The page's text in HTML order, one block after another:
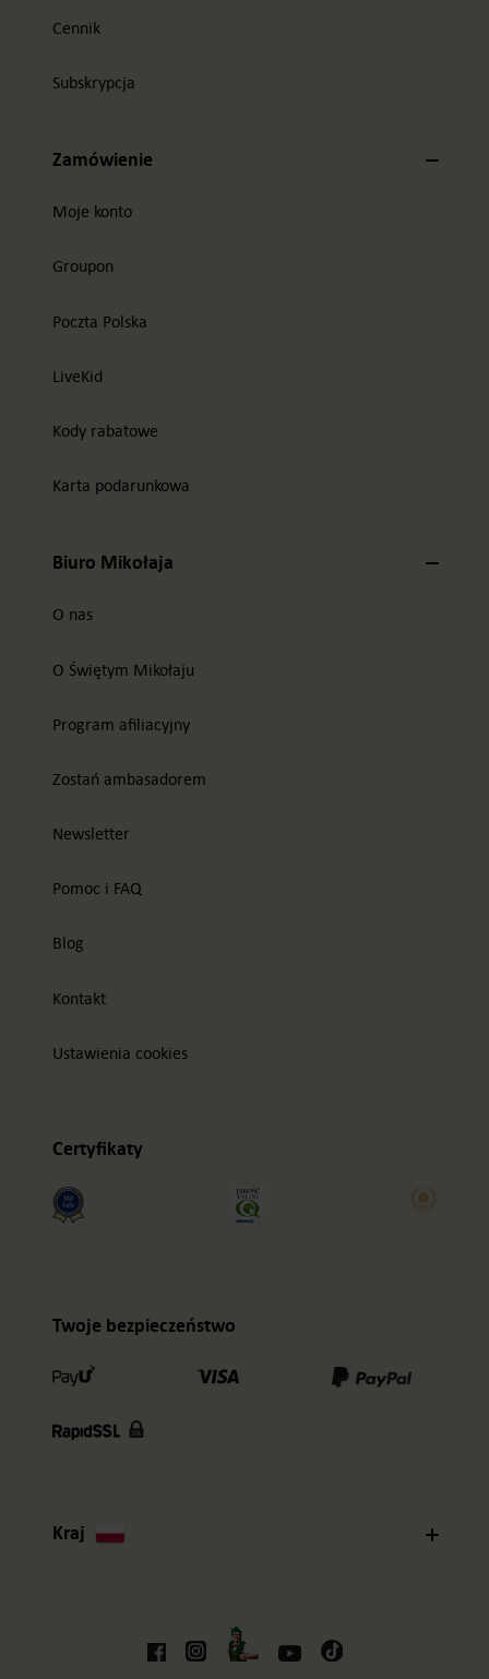
Cennik
Subskrypcja
Zamówienie
Moje konto
Groupon
Poczta Polska
LiveKid
Kody rabatowe
Karta podarunkowa
Biuro Mikołaja
O nas
O Świętym Mikołaju
Program afiliacyjny
Zostań ambasadorem
Newsletter
Pomoc i FAQ
Blog
Kontakt
Ustawienia cookies
Certyfikaty
Twoje bezpieczeństwo
Kraj